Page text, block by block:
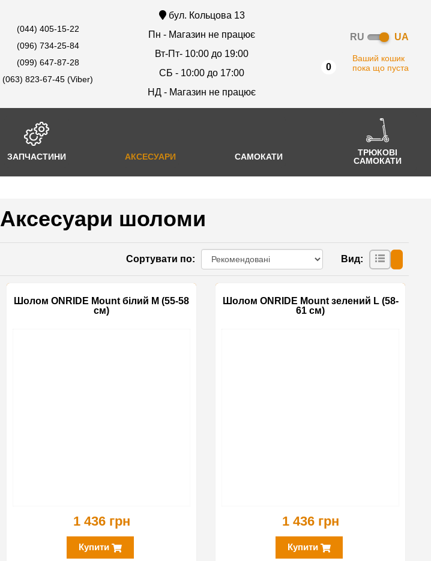
(044) 405-15-22
(096) 734-25-84
(099) 647-87-28
(063) 823-67-45 (Viber)
бул. Кольцова 13
Пн - Магазин не працює
Вт-Пт- 10:00 до 19:00
СБ - 10:00 до 17:00
НД - Магазин не працює
RU UA
0
Ваший кошик
пока що пуста
ЗАПЧАСТИНИ АКСЕСУАРИ САМОКАТИ
ТРЮКОВІ
САМОКАТИ
Аксесуари шоломи
Сортувати по: Вид:
Шолом ONRIDE Mount білий M (55-58
см)
1 436 грн
Купити
Шолом ONRIDE Mount зелений L (58-
61 см)
1 436 грн
Купити